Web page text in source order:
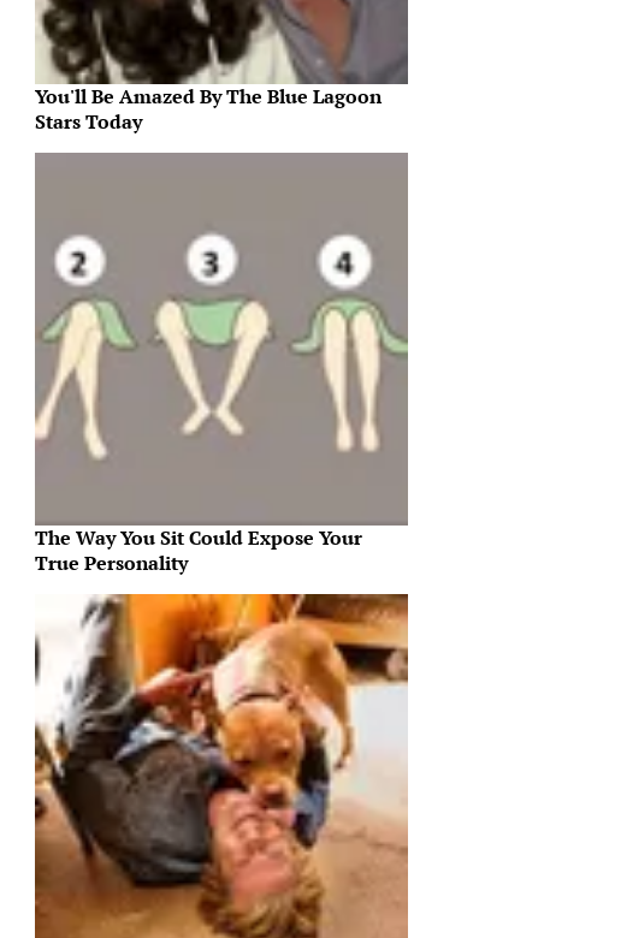
You'll Be Amazed By The Blue Lagoon
Stars Today
The Way You Sit Could Expose Your
True Personality